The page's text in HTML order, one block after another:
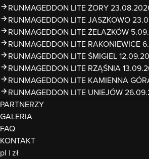
RUNMAGEDDON LITE ŻORY
RUNMAGEDDON LITE JASZKOWO
RUNMAGEDDON LITE ŻELAZKÓW
RUNMAGEDDON LITE RAKONIEWICE
RUNMAGEDDON LITE ŚMIGIEL
RUNMAGEDDON LITE RZĄŚNIA
RUNMAGEDDON LITE KAMIENNA
RUNMAGEDDON LITE UNIEJÓW
PARTNERZY
GALERIA
FAQ
KONTAKT
pl |zł